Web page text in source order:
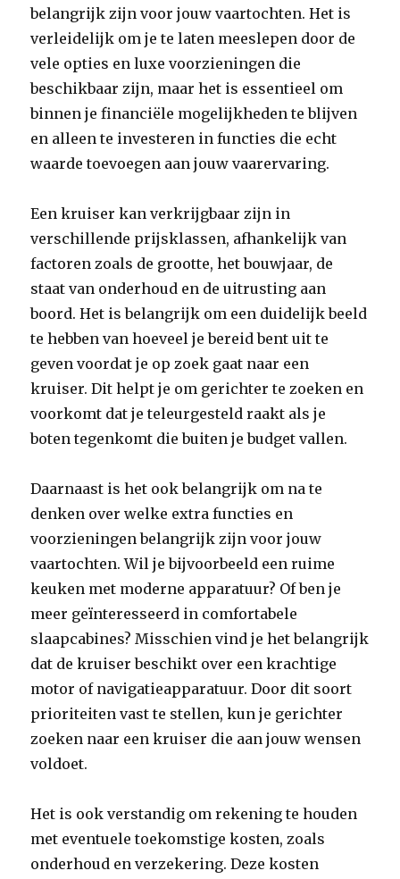
belangrijk zijn voor jouw vaartochten. Het is
verleidelijk om je te laten meeslepen door de
vele opties en luxe voorzieningen die
beschikbaar zijn, maar het is essentieel om
binnen je financiële mogelijkheden te blijven
en alleen te investeren in functies die echt
waarde toevoegen aan jouw vaarervaring.
Een kruiser kan verkrijgbaar zijn in
verschillende prijsklassen, afhankelijk van
factoren zoals de grootte, het bouwjaar, de
staat van onderhoud en de uitrusting aan
boord. Het is belangrijk om een duidelijk beeld
te hebben van hoeveel je bereid bent uit te
geven voordat je op zoek gaat naar een
kruiser. Dit helpt je om gerichter te zoeken en
voorkomt dat je teleurgesteld raakt als je
boten tegenkomt die buiten je budget vallen.
Daarnaast is het ook belangrijk om na te
denken over welke extra functies en
voorzieningen belangrijk zijn voor jouw
vaartochten. Wil je bijvoorbeeld een ruime
keuken met moderne apparatuur? Of ben je
meer geïnteresseerd in comfortabele
slaapcabines? Misschien vind je het belangrijk
dat de kruiser beschikt over een krachtige
motor of navigatieapparatuur. Door dit soort
prioriteiten vast te stellen, kun je gerichter
zoeken naar een kruiser die aan jouw wensen
voldoet.
Het is ook verstandig om rekening te houden
met eventuele toekomstige kosten, zoals
onderhoud en verzekering. Deze kosten